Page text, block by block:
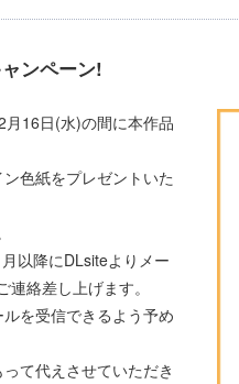
ンペーン!
16日(水)の間に本作品
色紙をプレゼントいた
以降にDLsiteよりメー
絡差し上げます。
を受信できるよう予め
て代えさせていただき